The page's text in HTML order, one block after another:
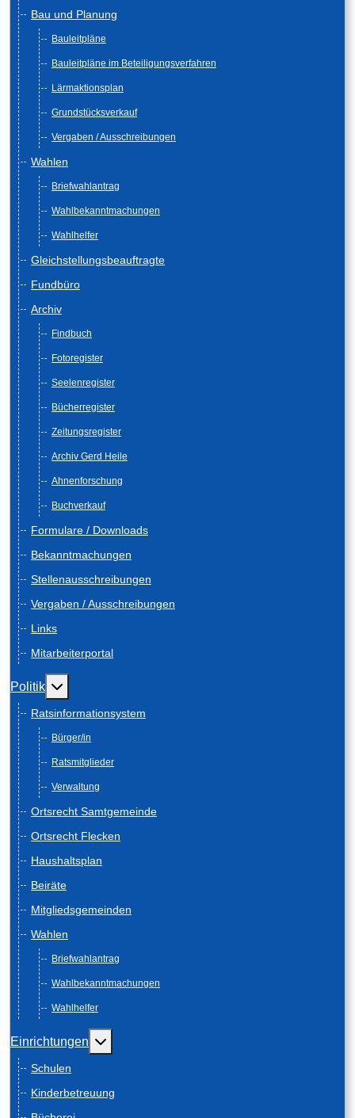
Bau und Planung
Bauleitpläne
Bauleitpläne im Beteiligungsverfahren
Lärmaktionsplan
Grundstücksverkauf
Vergaben / Ausschreibungen
Wahlen
Briefwahlantrag
Wahlbekanntmachungen
Wahlhelfer
Gleichstellungsbeauftragte
Fundbüro
Archiv
Findbuch
Fotoregister
Seelenregister
Bücherregister
Zeitungsregister
Archiv Gerd Heile
Ahnenforschung
Buchverkauf
Formulare / Downloads
Bekanntmachungen
Stellenausschreibungen
Vergaben / Ausschreibungen
Links
Mitarbeiterportal
Politik Weitere Informationen: Politik
Ratsinformationsystem
Bürger/in
Ratsmitglieder
Verwaltung
Ortsrecht Samtgemeinde
Ortsrecht Flecken
Haushaltsplan
Beiräte
Mitgliedsgemeinden
Wahlen
Briefwahlantrag
Wahlbekanntmachungen
Wahlhelfer
Einrichtungen Weitere Informationen: Einrichtungen
Schulen
Kinderbetreuung